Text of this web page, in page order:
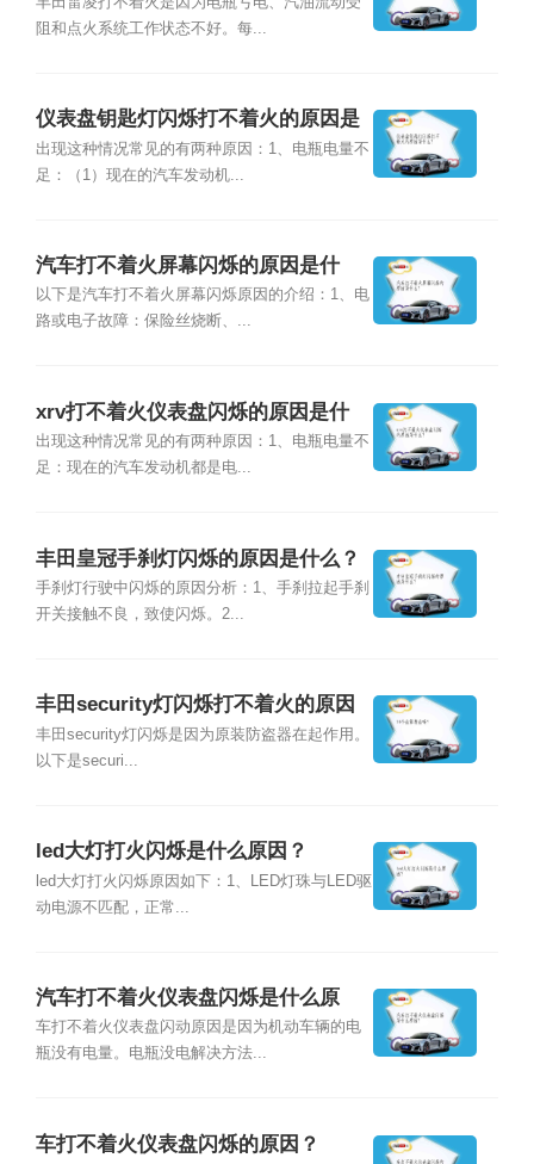
阻和点火系统工作状态不好。每...
仪表盘钥匙灯闪烁打不着火的原因是
什么？
出现这种情况常见的有两种原因：1、电瓶电量不
足：（1）现在的汽车发动机...
汽车打不着火屏幕闪烁的原因是什
么？
以下是汽车打不着火屏幕闪烁原因的介绍：1、电
路或电子故障：保险丝烧断、...
xrv打不着火仪表盘闪烁的原因是什
么？
出现这种情况常见的有两种原因：1、电瓶电量不
足：现在的汽车发动机都是电...
丰田皇冠手刹灯闪烁的原因是什么？
手刹灯行驶中闪烁的原因分析：1、手刹拉起手刹
开关接触不良，致使闪烁。2...
丰田security灯闪烁打不着火的原因
是什么？
丰田security灯闪烁是因为原装防盗器在起作用。
以下是securi...
led大灯打火闪烁是什么原因？
led大灯打火闪烁原因如下：1、LED灯珠与LED驱
动电源不匹配，正常...
汽车打不着火仪表盘闪烁是什么原
因？
车打不着火仪表盘闪动原因是因为机动车辆的电
瓶没有电量。电瓶没电解决方法...
车打不着火仪表盘闪烁的原因？